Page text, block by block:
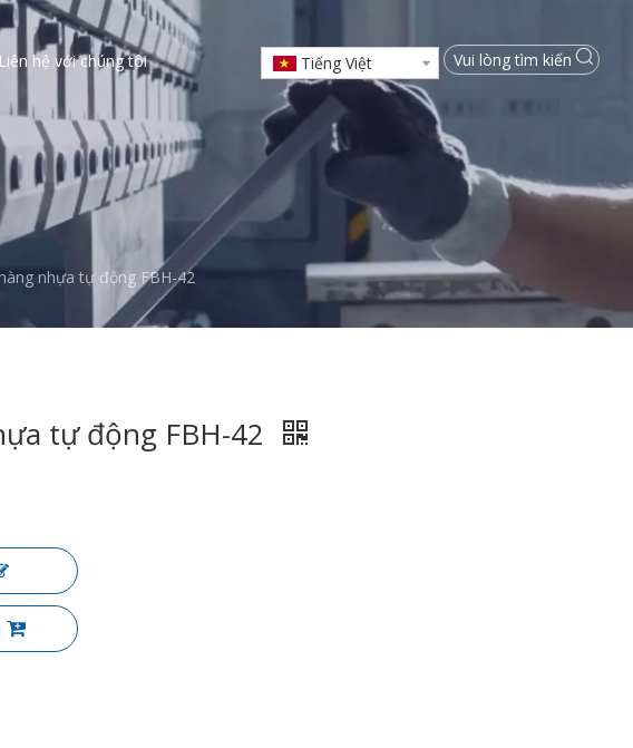
Liên hệ với chúng tôi Tiếng Việt
nhựa tự động FBH-42
tự động FBH-42